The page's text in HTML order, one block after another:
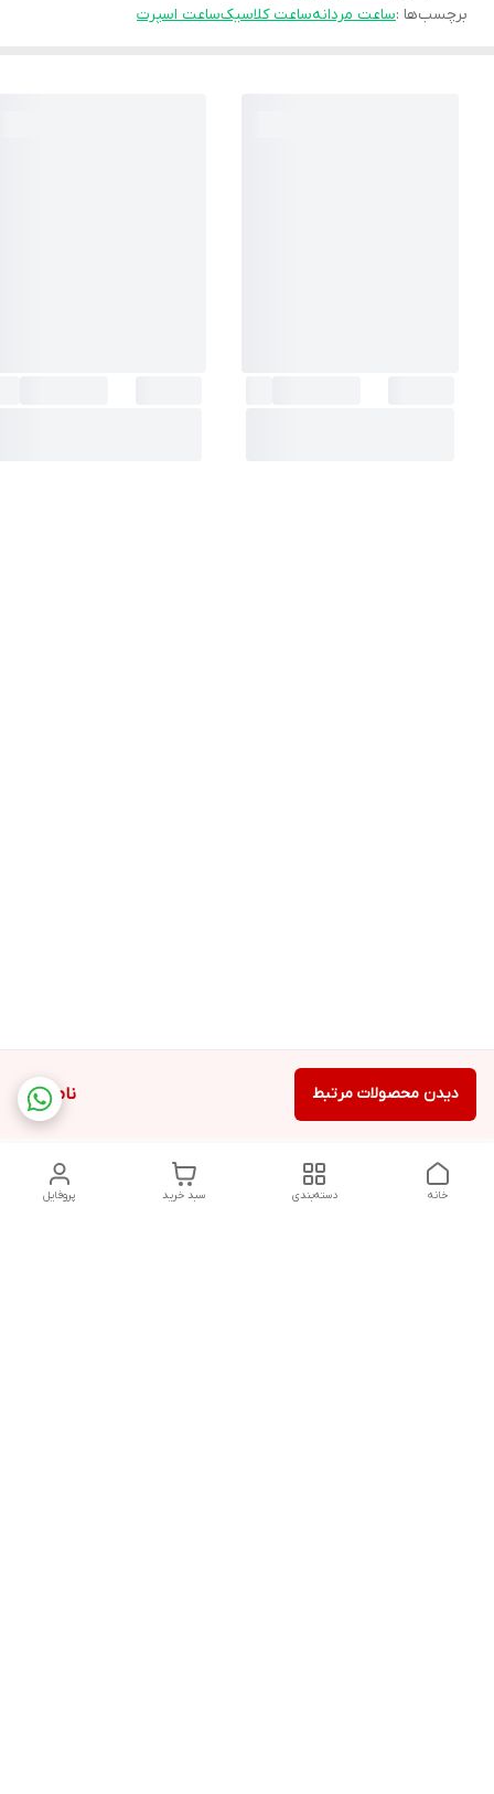
ناموجود دیدن محصولات مرتبط
برچسب‌ها :ساعت مردانهساعت کلاسیکساعت اسپرت
پروفایل سبد خرید دسته‌بندی خانه